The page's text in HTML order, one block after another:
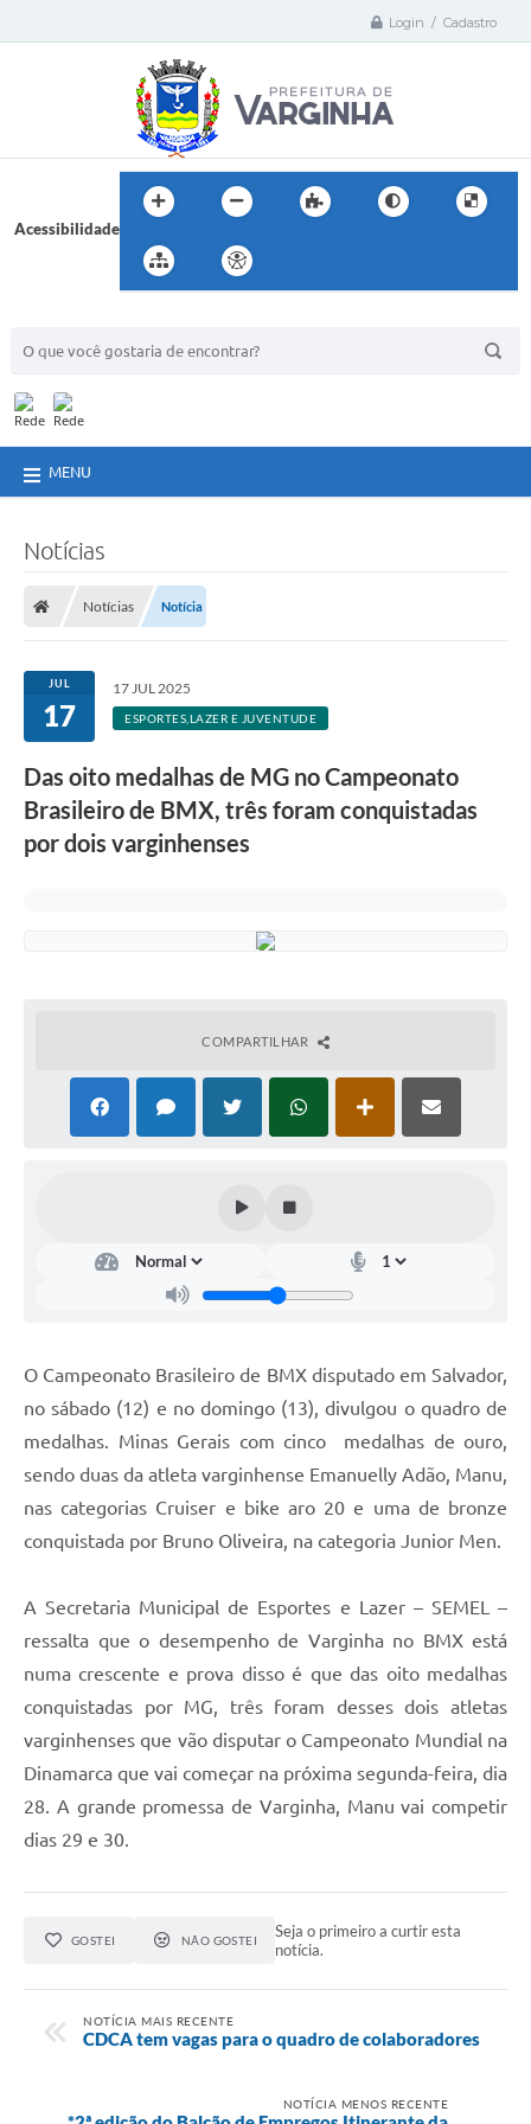
Login / Cadastro
Acessibilidade
MENU
Notícias
Notícias Notícia
JUL
17
17 JUL 2025
ESPORTES,LAZER E JUVENTUDE
Das oito medalhas de MG no Campeonato
Brasileiro de BMX, três foram conquistadas
por dois varginhenses
COMPARTILHAR
O Campeonato Brasileiro de BMX disputado em Salvador,
no sábado (12) e no domingo (13), divulgou o quadro de
medalhas. Minas Gerais com cinco medalhas de ouro,
sendo duas da atleta varginhense Emanuelly Adão, Manu,
nas categorias Cruiser e bike aro 20 e uma de bronze
conquistada por Bruno Oliveira, na categoria Junior Men.
A Secretaria Municipal de Esportes e Lazer – SEMEL –
ressalta que o desempenho de Varginha no BMX está
numa crescente e prova disso é que das oito medalhas
conquistadas por MG, três foram desses dois atletas
varginhenses que vão disputar o Campeonato Mundial na
Dinamarca que vai começar na próxima segunda-feira, dia
28. A grande promessa de Varginha, Manu vai competir
dias 29 e 30.
GOSTEI NÃO GOSTEI
Seja o primeiro a curtir esta
notícia.
NOTÍCIA MAIS RECENTE
CDCA tem vagas para o quadro de colaboradores
NOTÍCIA MENOS RECENTE